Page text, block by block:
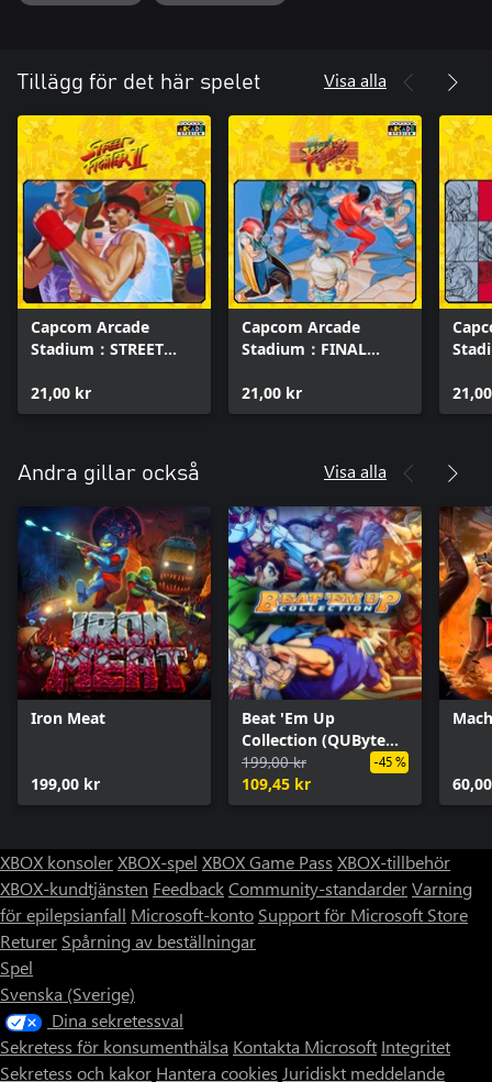
Tillägg för det här spelet Visa alla
Capcom Arcade
Stadium：STREET
World Warrior -
21,00 kr
Capcom Arcade
Stadium：FINAL
21,00 kr
Andra gillar också Visa alla
Iron Meat
199,00 kr
Beat 'Em Up
Collection (QUByte
Classics)
199,00 kr
109,45 kr
-45 %
XBOX konsolerXBOX-spel XBOX Game Pass XBOX-tillbehör
XBOX-kundtjänsten FeedbackCommunity-standarderVarning
för epilepsianfall Microsoft-konto Support för Microsoft Store
Returer Spårning av beställningar
Spel
Svenska (Sverige)
Dina sekretessval
Sekretess för konsumenthälsa Kontakta Microsoft Integritet
Sekretess och kakor Hantera cookies Juridiskt meddelande